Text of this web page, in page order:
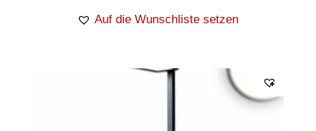
Auf die Wunschliste setzen